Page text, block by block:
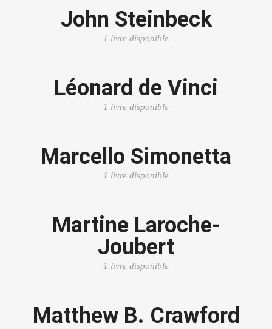
John Steinbeck
1 livre disponible
Léonard de Vinci
1 livre disponible
Marcello Simonetta
1 livre disponible
Martine Laroche-
Joubert
1 livre disponible
Matthew B. Crawford